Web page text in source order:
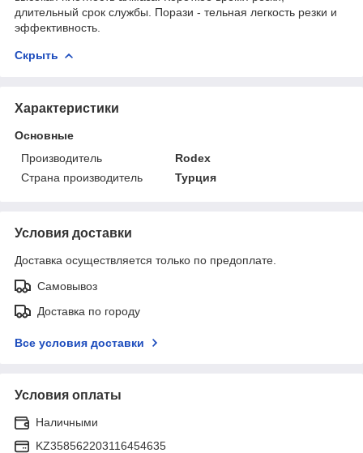
длительный срок службы. Порази - тельная легкость резки и
эффективность.
Скрыть
Характеристики
Основные
Производитель
Rodex
Страна производитель
Турция
Условия доставки
Доставка осуществляется только по предоплате.
Самовывоз
Доставка по городу
Все условия доставки
Условия оплаты
Наличными
KZ358562203116454635